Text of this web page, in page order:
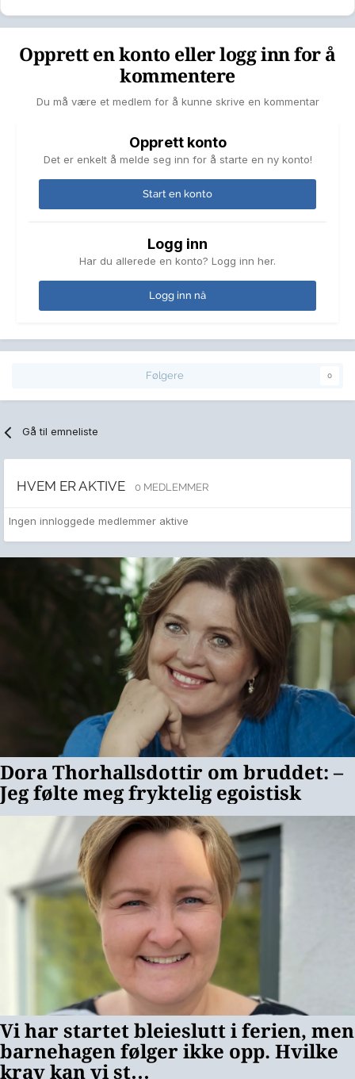
Opprett en konto eller logg inn for å
kommentere
Du må være et medlem for å kunne skrive en kommentar
Opprett konto
Det er enkelt å melde seg inn for å starte en ny konto!
Start en konto
Logg inn
Har du allerede en konto? Logg inn her.
Logg inn nå
Følgere 0
Gå til emneliste
HVEM ER AKTIVE 0 MEDLEMMER
Ingen innloggede medlemmer aktive